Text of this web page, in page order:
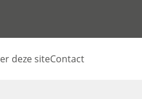
deze siteContact